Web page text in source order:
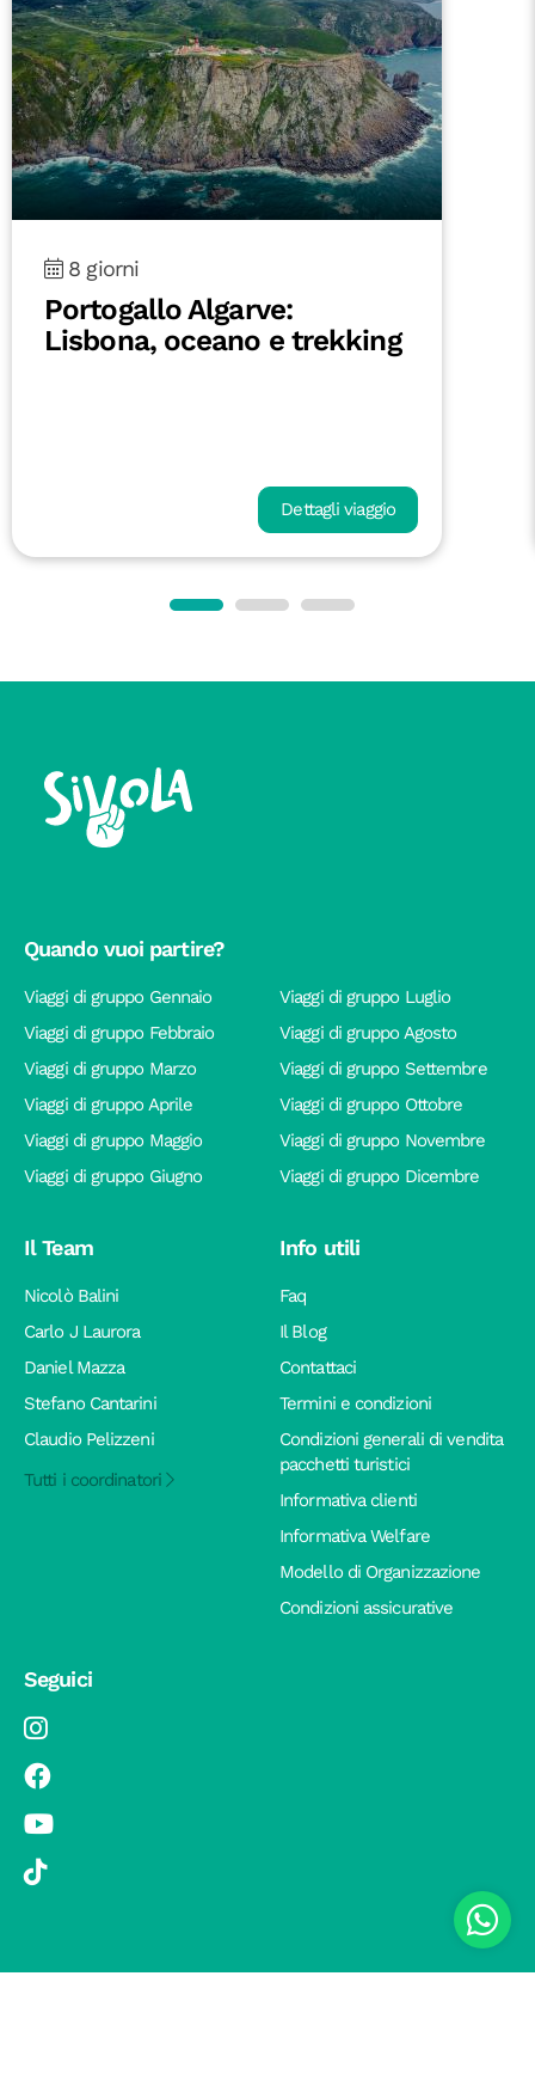
8 giorni
Portogallo Algarve:
Lisbona, oceano e trekking
Dettagli viaggio
Quando vuoi partire?
Viaggi di gruppo Gennaio
Viaggi di gruppo Febbraio
Viaggi di gruppo Marzo
Viaggi di gruppo Aprile
Viaggi di gruppo Maggio
Viaggi di gruppo Giugno
Viaggi di gruppo Luglio
Viaggi di gruppo Agosto
Viaggi di gruppo Settembre
Viaggi di gruppo Ottobre
Viaggi di gruppo Novembre
Viaggi di gruppo Dicembre
Il Team
Nicolò Balini
Carlo J Laurora
Daniel Mazza
Stefano Cantarini
Claudio Pelizzeni
Tutti i coordinatori
Info utili
Faq
Il Blog
Contattaci
Termini e condizioni
Condizioni generali di vendita
pacchetti turistici
Informativa clienti
Informativa Welfare
Modello di Organizzazione
Condizioni assicurative
Seguici